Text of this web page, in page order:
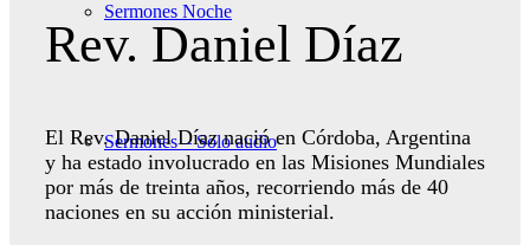
Sermones Noche
Sermones – Solo audio
Rev. Daniel Díaz
El Rev. Daniel Díaz nació en Córdoba, Argentina
y ha estado involucrado en las Misiones Mundiales
por más de treinta años, recorriendo más de 40
naciones en su acción ministerial.